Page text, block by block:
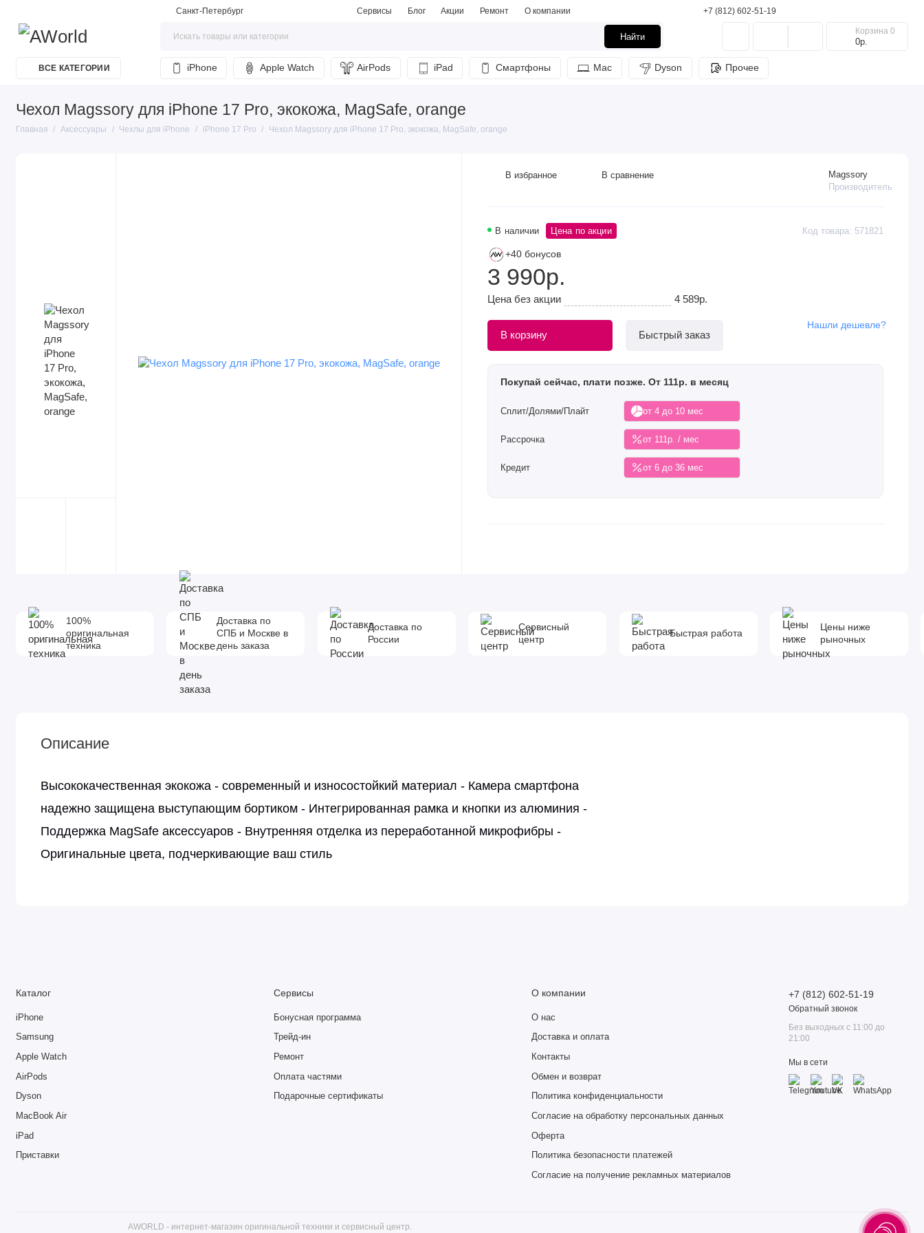
Санкт-Петербург Сервисы Блог Акции Ремонт О компании +7 (812) 602-51-19
Найти
Корзина 0
0р.
ВСЕ КАТЕГОРИИ iPhone Apple Watch AirPods iPad Смартфоны Mac Dyson Прочее
Чехол Magssory для iPhone 17 Pro, экокожа, MagSafe, orange
Главная Аксессуары Чехлы для iPhone iPhone 17 Pro Чехол Magssory для iPhone 17 Pro, экокожа, MagSafe, orange
В наличии Код товара: 571821
Цена по акции
Magssory
Производитель
+40 бонусов
3 990р.
Цена без акции 4 589р.
В корзину Быстрый заказ
Нашли дешевле?
Покупай сейчас, плати позже. От 111р. в месяц
Сплит/Долями/Плайт от 4 до 10 мес
Рассрочка от 111р. / мес
Кредит от 6 до 36 мес
В избранное В сравнение
100%
оригинальная
техника
Доставка по
СПБ и Москве в
день заказа
Доставка по
России
Сервисный
центр
Быстрая работа
Цены ниже
рыночных
Описание
Высококачественная экокожа - современный и износостойкий материал - Камера смартфона
надежно защищена выступающим бортиком - Интегрированная рамка и кнопки из алюминия -
Поддержка MagSafe аксессуаров - Внутренняя отделка из переработанной микрофибры -
Оригинальные цвета, подчеркивающие ваш стиль
Каталог
iPhone
Samsung
Apple Watch
AirPods
Dyson
MacBook Air
iPad
Приставки
Сервисы
Бонусная программа
Трейд-ин
Ремонт
Оплата частями
Подарочные сертификаты
О компании
О нас
Доставка и оплата
Контакты
Обмен и возврат
Политика конфиденциальности
Согласие на обработку персональных данных
Оферта
Политика безопасности платежей
Согласие на получение рекламных материалов
+7 (812) 602-51-19
Обратный звонок
Без выходных с 11:00 до
21:00
Мы в сети
AWORLD - интернет-магазин оригинальной техники и сервисный центр.